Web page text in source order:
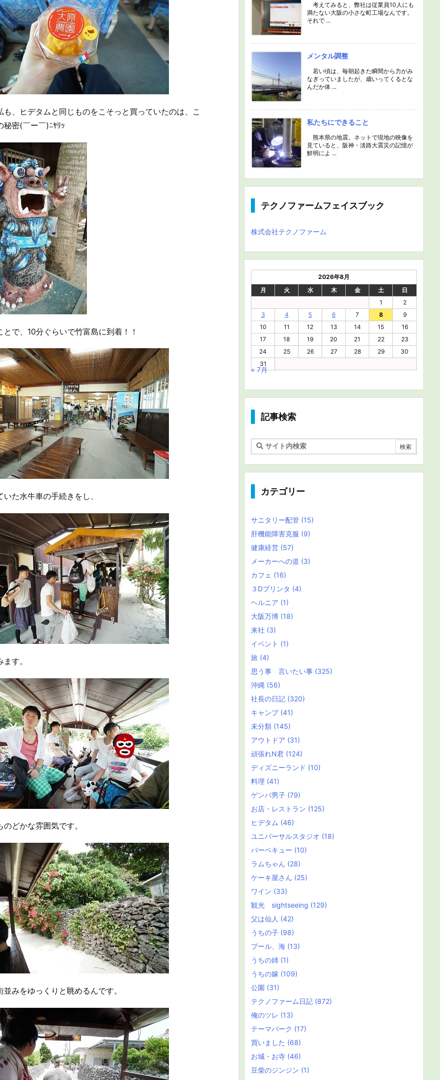
も、ヒデタムと同じものをこそっと買っていたのは、こ
秘密(￣ー￣)ﾆﾔﾘｯ
とで、10分ぐらいで竹富島に到着！！
いた水牛車の手続きをし、
す。
のどかな雰囲気です。
並みをゆっくりと眺めるんです。
考えてみると、弊社は従業員10人にも
満たない大阪の小さな町工場なんです。
それで ...
メンタル調整
若い頃は、毎朝起きた瞬間から力がみ
なぎっていましたが、歳いってくるとな
んだか体 ...
私たちにできること
熊本県の地震。ネットで現地の映像を
見ていると、阪神・淡路大震災の記憶が
鮮明によ ...
テクノファームフェイスブック
株式会社テクノファーム
2026年8月
月
火 水 木 金 土
日
1
2
3
4 5 6 7 8
9
10
11 12 13 14 15
16
17
18 19 20 21 22
23
24
25 26 27 28 29
30
31
« 7月
記事検索
カテゴリー
サニタリー配管 (15)
肝機能障害克服 (9)
健康経営 (57)
メーカーへの道 (3)
カフェ (16)
３Dプリンタ (4)
ヘルニア (1)
大阪万博 (18)
来社 (3)
イベント (1)
旅 (4)
思う事 言いたい事 (325)
沖縄 (56)
社長の日記 (320)
キャンプ (41)
未分類 (145)
アウトドア (31)
頑張れN君 (124)
ディズニーランド (10)
料理 (41)
ゲンバ男子 (79)
お店・レストラン (125)
ヒデタム (46)
ユニバーサルスタジオ (18)
バーベキュー (10)
ラムちゃん (28)
ケーキ屋さん (25)
ワイン (33)
観光 sightseeing (129)
父は仙人 (42)
うちの子 (98)
プール、海 (13)
うちの姉 (1)
うちの嫁 (109)
公園 (31)
テクノファーム日記 (872)
俺のツレ (13)
テーマパーク (17)
買いました (68)
お城・お寺 (46)
豆柴のジンジン (1)